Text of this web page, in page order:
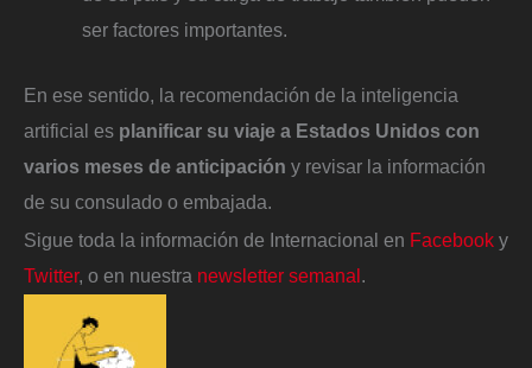
ser factores importantes.
En ese sentido, la recomendación de la inteligencia
artificial es planificar su viaje a Estados Unidos con
varios meses de anticipación y revisar la información
de su consulado o embajada.
Sigue toda la información de Internacional en Facebook y
Twitter, o en nuestra newsletter semanal.